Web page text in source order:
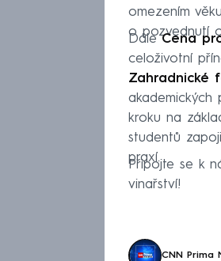
omezením
o pozvednutí
DáleCena
celoživotní
Zahradnické
akademických
kroku na
studentů
praxí.
Připojte se k
vinařství!
CNN Prima